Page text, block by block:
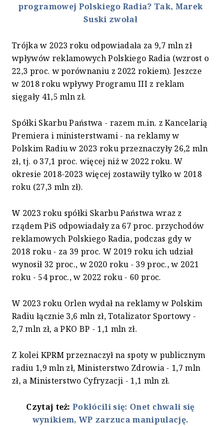
programowej Polskiego Radia? Tak, Marek
Suski zwołał
Trójka w 2023 roku odpowiadała za 9,7 mln zł
wpływów reklamowych Polskiego Radia (wzrost o
22,3 proc. w porównaniu z 2022 rokiem). Jeszcze
w 2018 roku wpływy Programu III z reklam
sięgały 41,5 mln zł.
Spółki Skarbu Państwa - razem m.in. z Kancelarią
Premiera i ministerstwami - na reklamy w
Polskim Radiu w 2023 roku przeznaczyły 26,2 mln
zł, tj. o 37,1 proc. więcej niż w 2022 roku. W
okresie 2018-2023 więcej zostawiły tylko w 2018
roku (27,3 mln zł).
W 2023 roku spółki Skarbu Państwa wraz z
rządem PiS odpowiadały za 67 proc. przychodów
reklamowych Polskiego Radia, podczas gdy w
2018 roku - za 39 proc. W 2019 roku ich udział
wynosił 32 proc., w 2020 roku - 39 proc., w 2021
roku - 54 proc., w 2022 roku - 60 proc.
W 2023 roku Orlen wydał na reklamy w Polskim
Radiu łącznie 3,6 mln zł, Totalizator Sportowy -
2,7 mln zł, a PKO BP - 1,1 mln zł.
Z kolei KPRM przeznaczył na spoty w publicznym
radiu 1,9 mln zł, Ministerstwo Zdrowia - 1,7 mln
zł, a Ministerstwo Cyfryzacji - 1,1 mln zł.
Czytaj też:Pokłócili się: Onet chwali się
wynikiem, WP zarzuca manipulację.